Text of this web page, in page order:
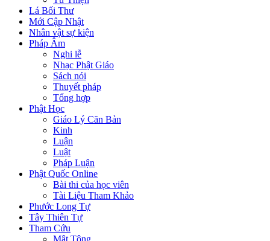
Lá Bối Thư
Mới Cập Nhật
Nhân vật sự kiện
Pháp Âm
Nghi lễ
Nhạc Phật Giáo
Sách nói
Thuyết pháp
Tổng hợp
Phật Học
Giáo Lý Căn Bản
Kinh
Luận
Luật
Pháp Luận
Phật Quốc Online
Bài thi của học viên
Tài Liệu Tham Khảo
Phước Long Tự
Tây Thiên Tự
Tham Cứu
Mật Tông